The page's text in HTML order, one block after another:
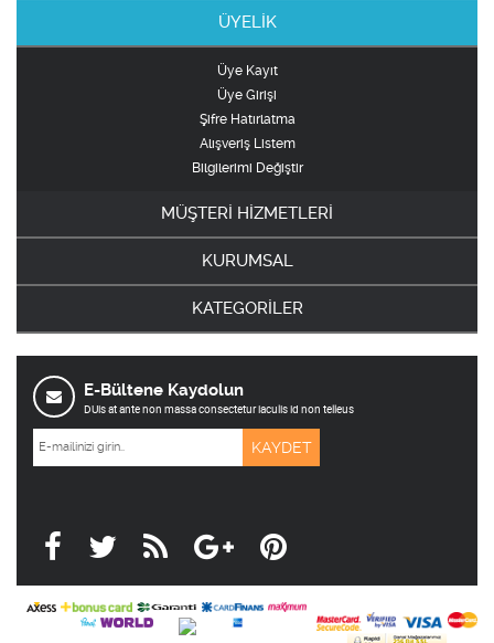
ÜYELİK
Üye Kayıt
Üye Girişi
Şifre Hatırlatma
Alışveriş Listem
Bilgilerimi Değiştir
MÜŞTERİ HİZMETLERİ
KURUMSAL
KATEGORİLER
E-Bültene Kaydolun
DUis at ante non massa consectetur iaculis id non telleus